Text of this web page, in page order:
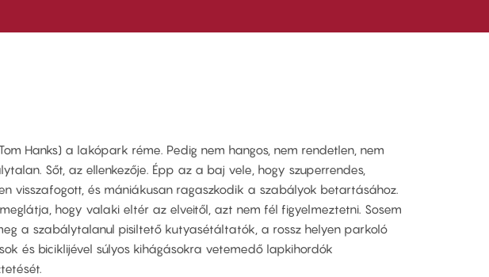
Hanks) a lakópark réme. Pedig nem hangos, nem rendetlen, nem
Sőt, az ellenkezője. Épp az a baj vele, hogy szuperrendes,
visszafogott, és mániákusan ragaszkodik a szabályok betartásához.
hogy valaki eltér az elveitől, azt nem fél figyelmeztetni. Sosem
a szabálytalanul pisiltető kutyasétáltatók, a rossz helyen parkoló
és biciklijével súlyos kihágásokra vetemedő lapkihordók